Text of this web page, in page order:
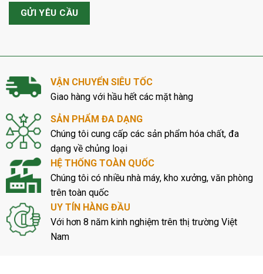
VẬN CHUYỂN SIÊU TỐC
Giao hàng với hầu hết các mặt hàng
SẢN PHẨM ĐA DẠNG
Chúng tôi cung cấp các sản phẩm hóa chất, đa
dạng về chủng loại
HỆ THỐNG TOÀN QUỐC
Chúng tôi có nhiều nhà máy, kho xưởng, văn phòng
trên toàn quốc
UY TÍN HÀNG ĐẦU
Với hơn 8 năm kinh nghiệm trên thị trường Việt
Nam